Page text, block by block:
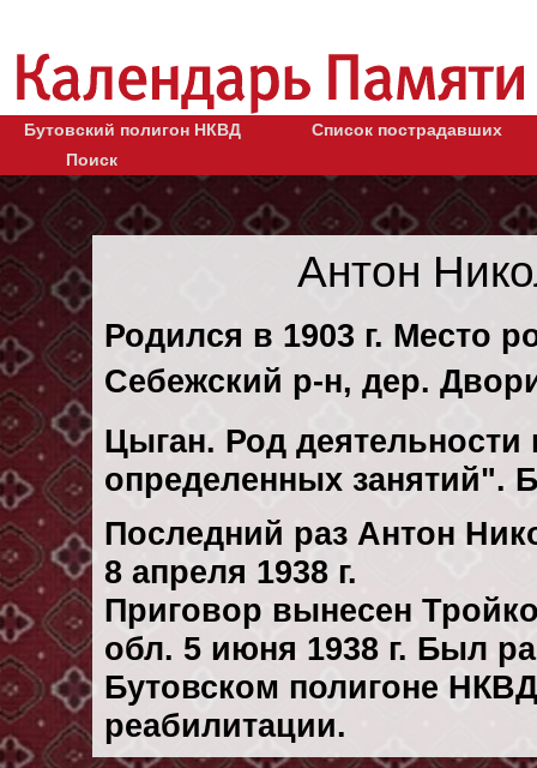
Бутовский полигон НКВД
Список пострадавших
Поиск
Антон
Родился в 1903 г. Место
Себежский р-н, дер.
Цыган. Род деятельности
определенных занятий".
Последний раз Антон
8 апреля 1938 г.
Приговор вынесен
обл. 5 июня 1938 г. Был
Бутовском полигоне
реабилитации.